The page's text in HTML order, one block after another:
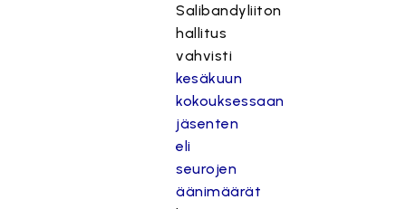
Salibandyliiton
hallitus
vahvisti
kesäkuun
kokouksessaan
jäsenten
eli
seurojen
äänimäärät